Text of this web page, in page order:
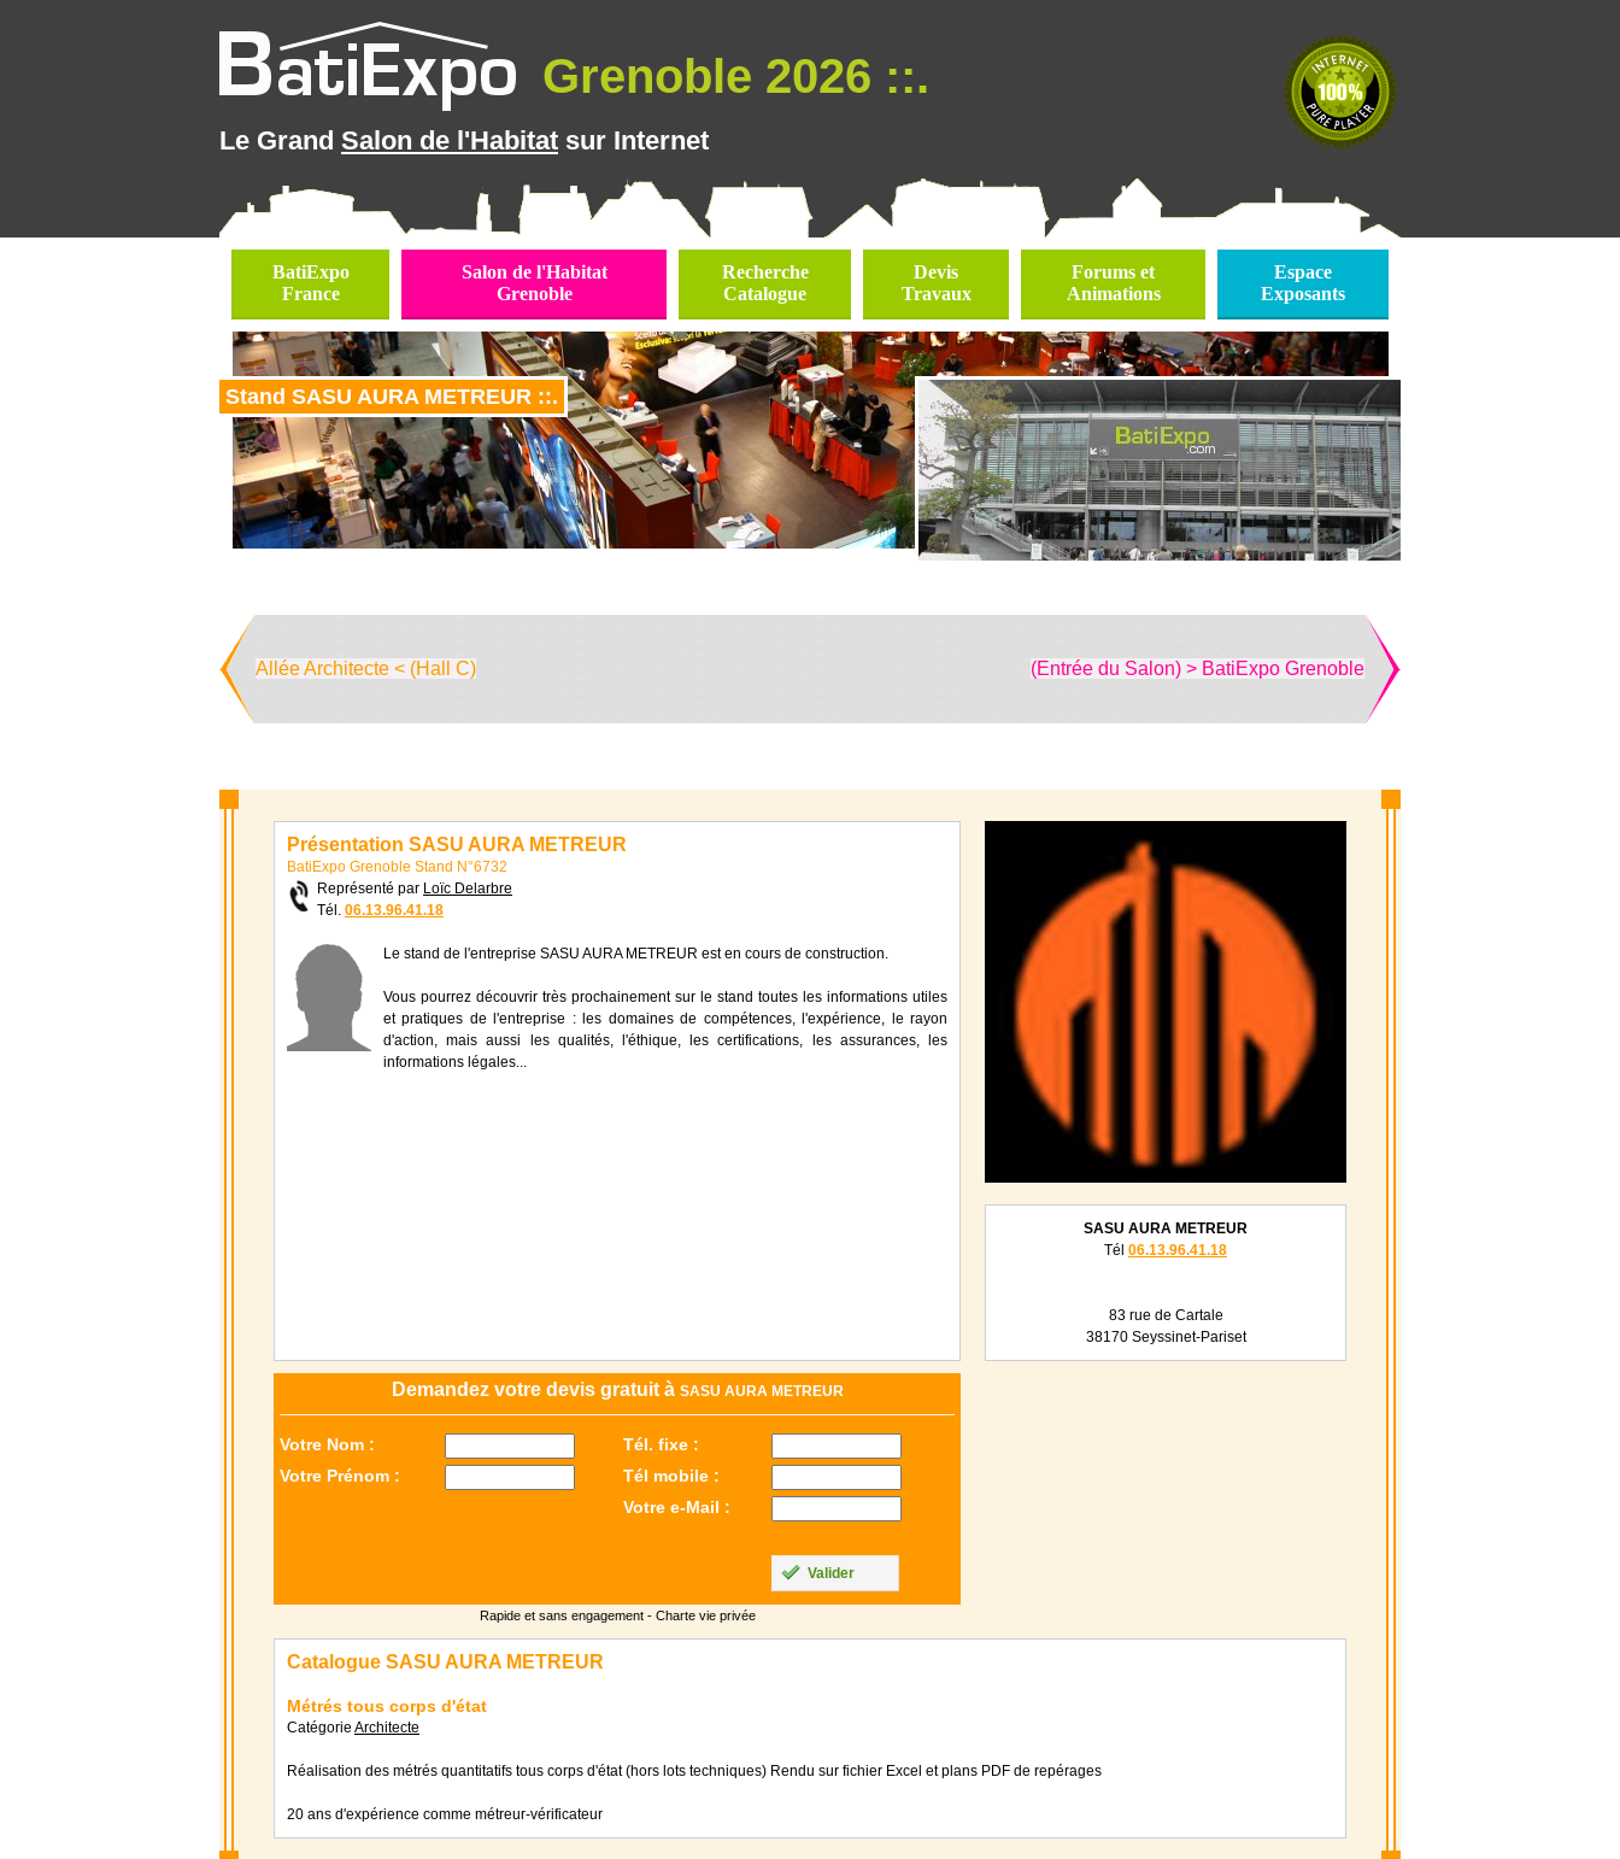
Grenoble 2026 ::.
Le Grand Salon de l'Habitat sur Internet
BatiExpo
France
Salon de l'Habitat
Grenoble
Recherche
Catalogue
Devis
Travaux
Forums et
Animations
Espace
Exposants
Stand SASU AURA METREUR ::.
Allée Architecte < (Hall C) (Entrée du Salon) > BatiExpo Grenoble
Présentation SASU AURA METREUR
BatiExpo Grenoble Stand N°6732
Représenté par Loïc Delarbre
Tél. 06.13.96.41.18
Le stand de l'entreprise SASU AURA METREUR est en cours de construction.
Vous pourrez découvrir très prochainement sur le stand toutes les informations utiles
et pratiques de l'entreprise : les domaines de compétences, l'expérience, le rayon
d'action, mais aussi les qualités, l'éthique, les certifications, les assurances, les
informations légales...
SASU AURA METREUR
Tél 06.13.96.41.18
83 rue de Cartale
38170 Seyssinet-Pariset
Demandez votre devis gratuit à SASU AURA METREUR
Votre Nom :
Tél. fixe :
Votre Prénom :
Tél mobile :
Votre e-Mail :
Valider
Rapide et sans engagement - Charte vie privée
Catalogue SASU AURA METREUR
Métrés tous corps d'état
Catégorie Architecte
Réalisation des métrés quantitatifs tous corps d'état (hors lots techniques) Rendu sur fichier Excel et plans PDF de repérages
20 ans d'expérience comme métreur-vérificateur